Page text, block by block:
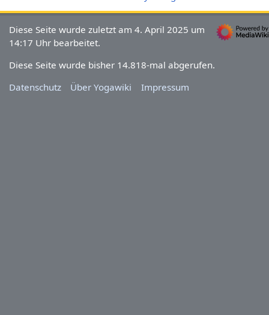
Diese Seite wurde zuletzt am 4. April 2025 um
14:17 Uhr bearbeitet.
Diese Seite wurde bisher 14.818-mal abgerufen.
Datenschutz
Über Yogawiki Impressum